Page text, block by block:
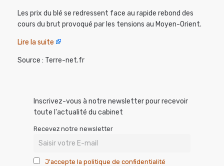
Les prix du blé se redressent face au rapide rebond des
cours du brut provoqué par les tensions au Moyen-Orient.
Lire la suite
Source : Terre-net.fr
Inscrivez-vous à notre newsletter pour recevoir
toute l'actualité du cabinet
Recevez notre newsletter
J'accepte la politique de confidentialité